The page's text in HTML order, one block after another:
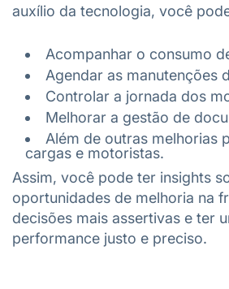
auxílio da tecnologia, você
Acompanhar o consumo
Agendar as manutenções
Controlar a jornada dos
Melhorar a gestão de
Além de outras melhorias
cargas e motoristas.
Assim, você pode ter insights
oportunidades de melhoria na
decisões mais assertivas e ter
performance justo e preciso.